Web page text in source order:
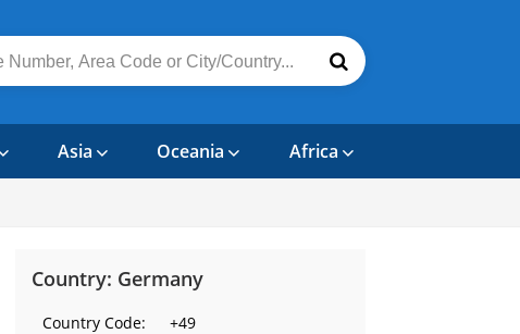
Asia Oceania Africa
Country: Germany
Country Code:
+49